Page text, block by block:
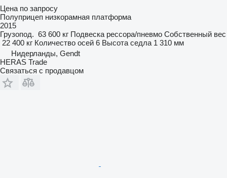
Цена по запросу
Полуприцеп низкорамная платформа
2015
Грузопод. 63 600 кг Подвеска рессора/пневмо Собственный вес
22 400 кг Количество осей 6 Высота седла 1 310 мм
Нидерланды, Gendt
HERAS Trade
Связаться с продавцом